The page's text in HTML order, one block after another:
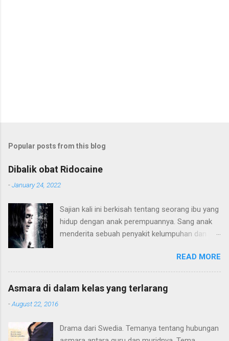
Popular posts from this blog
Dibalik obat Ridocaine
-January 24, 2022
Sajian kali ini berkisah tentang seorang ibu yang
hidup dengan anak perempuannya. Sang anak
menderita sebuah penyakit kelumpuhan dan
karena pola pendidikan sang ibu yang terlalu
"sayang" kepada sang anak hingga membatasi
sang anak dari dunia luar. Hingga sang anak
mulai beranjak dewasa dan mulai kritis terhadap
Movielitas menyukai gaya minimalis cerita,
READ MORE
Asmara di dalam kelas yang terlarang
-August 22, 2016
Drama dari Swedia. Temanya tentang hubungan